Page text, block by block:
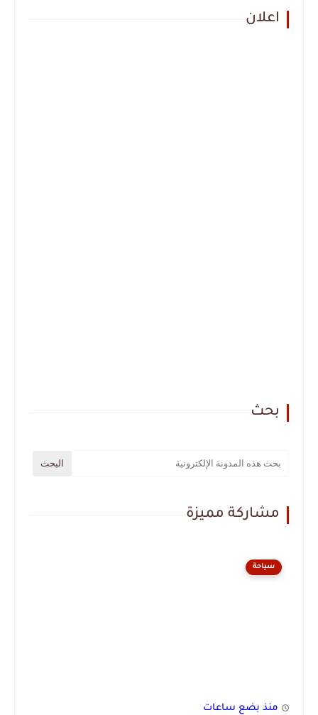
اعلان
بحث
مشاركة مميزة
سياحة
منذ بضع ساعات